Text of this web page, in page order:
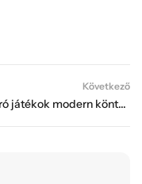
Következő
Retró játékok modern köntösben: Felújított kiegészítők régi kedvencekhez